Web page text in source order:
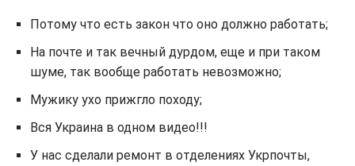
Потому что есть закон что оно должно работать;
На почте и так вечный дурдом, еще и при таком
шуме, так вообще работать невозможно;
Мужику ухо прижгло походу;
Вся Украина в одном видео!!!
У нас сделали ремонт в отделениях Укрпочты,